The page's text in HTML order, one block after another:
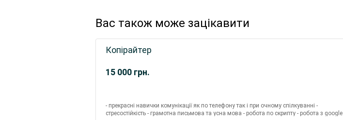
Вас також може зацікавити
15 000 грн.
Копірайтер
- прекрасні навички комунікації як по телефону так і при очному спілкуванні -
стресостійкість - грамотна письмова та усна мова - робота по скрипту - робота з google